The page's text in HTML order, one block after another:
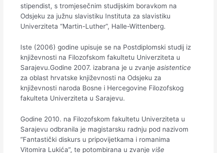
stipendist, s tromjesečnim studijskim boravkom na
Odsjeku za južnu slavistiku Instituta za slavistiku
Univerziteta “Martin-Luther”, Halle-Wittenberg.
Iste (2006) godine upisuje se na Postdiplomski studij iz
književnosti na Filozofskom fakultetu Univerziteta u
Sarajevu.Godine 2007. izabrana je u zvanje asistentice
za oblast hrvatske književnosti na Odsjeku za
književnosti naroda Bosne i Hercegovine Filozofskog
fakulteta Univerziteta u Sarajevu.
Godine 2010. na Filozofskom fakultetu Univerziteta u
Sarajevu odbranila je magistarsku radnju pod nazivom
“Fantastički diskurs u pripovijetkama i romanima
Vitomira Lukića”, te potombirana u zvanje više